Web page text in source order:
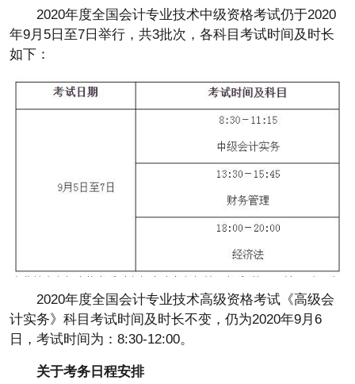
2020年度全国会计专业技术中级资格考试仍于2020
年9月5日至7日举行，共3批次，各科目考试时间及时长
如下：
2020年度全国会计专业技术高级资格考试《高级会
计实务》科目考试时间及时长不变，仍为2020年9月6
日，考试时间为：8:30-12:00。
关于考务日程安排